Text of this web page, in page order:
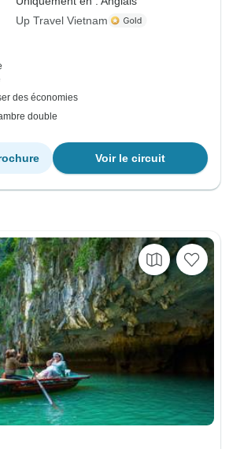
Up Travel Vietnam
des économies
double
Voir le circuit